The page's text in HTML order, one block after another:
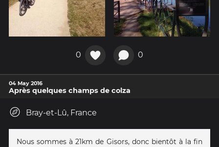
0 0
04 May 2016
Après quelques champs de colza
Bray-et-Lû, France
Nous sommes à 21km de Gisors, donc bientôt à la fin